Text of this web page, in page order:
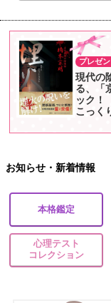
プレゼン
現代の
る、「
ック！
こっく
お知らせ・新着情報
本格鑑定
心理テスト
コレクション